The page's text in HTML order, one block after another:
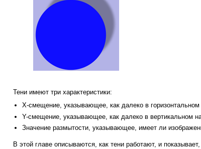
Тени имеют три характеристики:
X-смещение, указывающее, как далеко в
Y-смещение, указывающее, как далеко в вертикальном
Значение размытости, указывающее, имеет ли
В этой главе описываются, как тени работают, и